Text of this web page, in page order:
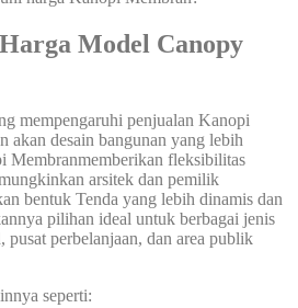
Model Canopy
mempengaruhi penjualan Kanopi
akan desain bangunan yang lebih
Membranmemberikan fleksibilitas
arsitek dan pemilik
bentuk Tenda yang lebih dinamis dan
pilihan ideal untuk berbagai jenis
pusat perbelanjaan, dan area publik
seperti: